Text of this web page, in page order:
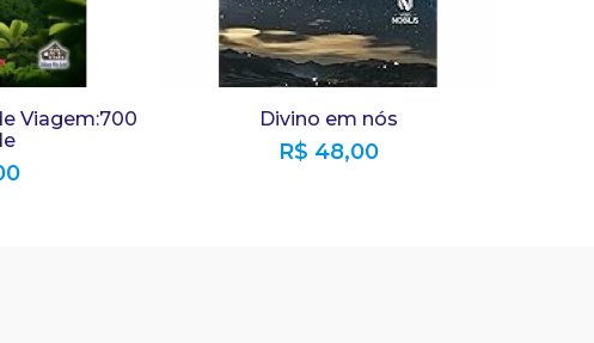
Viagem:700
Divino em nós
R$ 48,00